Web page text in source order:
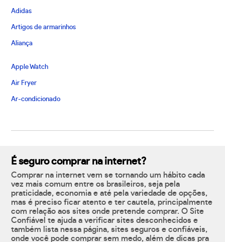
Adidas
Artigos de armarinhos
Aliança
Apple Watch
Air Fryer
Ar-condicionado
É seguro comprar na internet?
Comprar na internet vem se tornando um hábito cada
vez mais comum entre os brasileiros, seja pela
praticidade, economia e até pela variedade de opções,
mas é preciso ficar atento e ter cautela, principalmente
com relação aos sites onde pretende comprar. O Site
Confiável te ajuda a verificar sites desconhecidos e
também lista nessa página, sites seguros e confiáveis,
onde você pode comprar sem medo, além de dicas pra